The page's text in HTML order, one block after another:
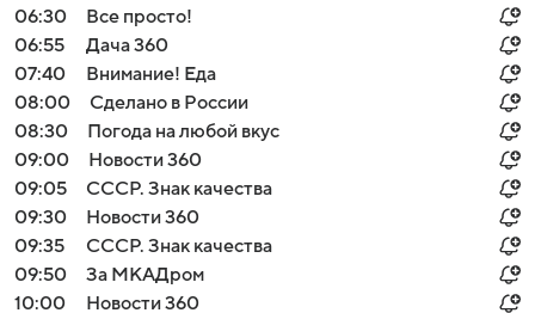
06:30
Все просто!
06:55
Дача 360
07:40
Внимание! Еда
08:00
Сделано в России
08:30
Погода на любой вкус
09:00
Новости 360
09:05
СССР. Знак качества
09:30
Новости 360
09:35
СССР. Знак качества
09:50
За МКАДром
10:00
Новости 360